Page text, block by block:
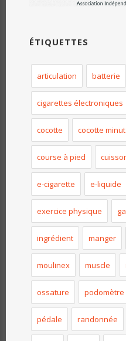
ÉTIQUETTES
articulation batterie
cigarettes électroniques
cocotte cocotte
course à pied
e-cigarette e-liquide
exercice physique
ingrédient manger
moulinex muscle
ossature podomètre
pédale randonnée